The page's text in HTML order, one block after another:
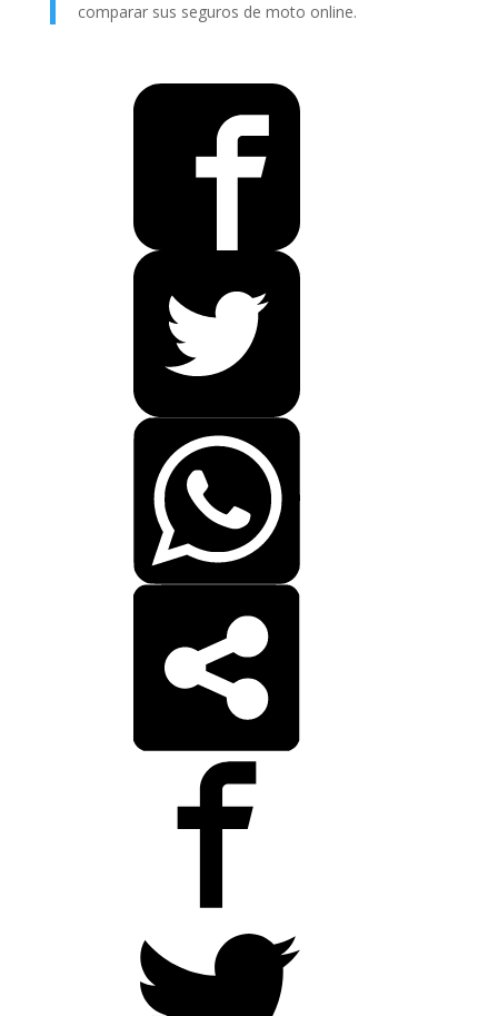
comparar sus seguros de moto online.